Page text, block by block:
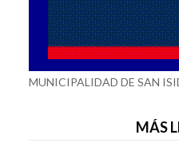
MUNICIPALIDAD DE SAN
MÁS